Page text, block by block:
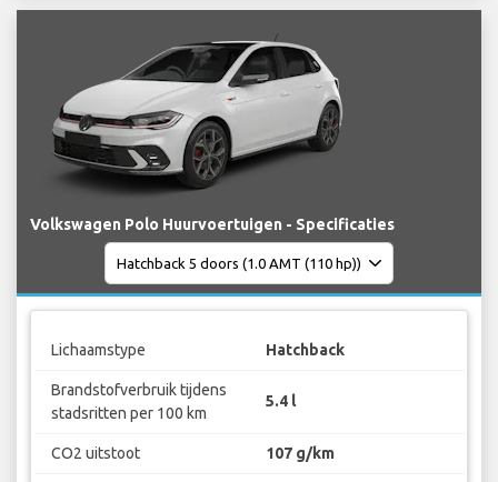
Volkswagen Polo Huurvoertuigen - Specificaties
Lichaamstype Hatchback
Brandstofverbruik tijdens
stadsritten per 100 km
5.4 l
CO2 uitstoot 107 g/km